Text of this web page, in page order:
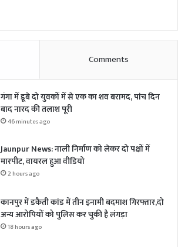
Comments
गंगा में डूबे दो युवकों में से एक का शव बरामद, पांच दिन
बाद नारद की तलाश पूरी
46 minutes ago
Jaunpur News: नाली निर्माण को लेकर दो पक्षों में
मारपीट, वायरल हुआ वीडियो
2 hours ago
कानपुर में डकैती कांड में तीन इनामी बदमाश गिरफ्तार,दो
अन्य आरोपियों को पुलिस कर चुकी है लंगड़ा
18 hours ago